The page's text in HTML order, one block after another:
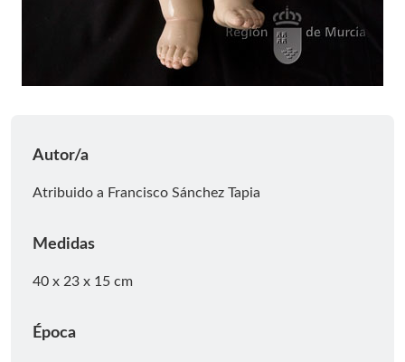
Autor/a
Atribuido a Francisco Sánchez Tapia
Medidas
40 x 23 x 15 cm
Época